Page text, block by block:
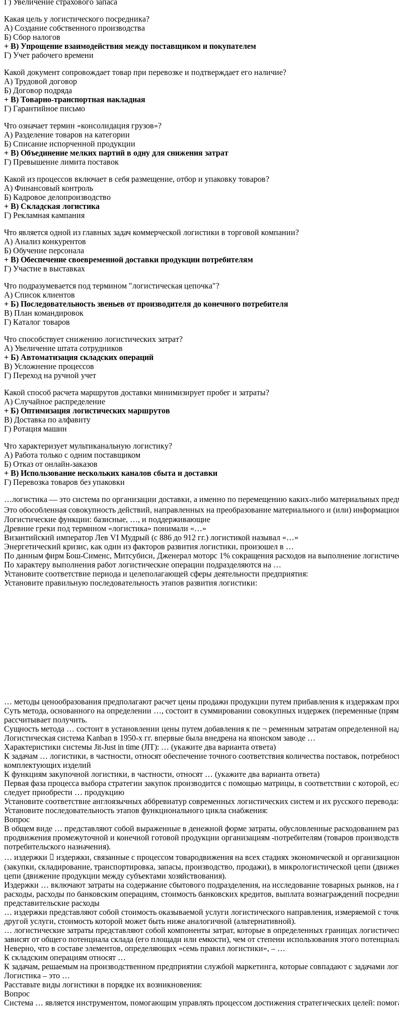
Г) Увеличение страхового запаса
Какая цель у логистического посредника?
А) Создание собственного производства
Б) Сбор налогов
+ В) Упрощение взаимодействия между поставщиком и покупателем
Г) Учет рабочего времени
Какой документ сопровождает товар при перевозке и подтверждает его наличие?
А) Трудовой договор
Б) Договор подряда
+ В) Товарно-транспортная накладная
Г) Гарантийное письмо
Что означает термин «консолидация грузов»?
А) Разделение товаров на категории
Б) Списание испорченной продукции
+ В) Объединение мелких партий в одну для снижения затрат
Г) Превышение лимита поставок
Какой из процессов включает в себя размещение, отбор и упаковку товаров?
А) Финансовый контроль
Б) Кадровое делопроизводство
+ В) Складская логистика
Г) Рекламная кампания
Что является одной из главных задач коммерческой логистики в торговой компании?
А) Анализ конкурентов
Б) Обучение персонала
+ В) Обеспечение своевременной доставки продукции потребителям
Г) Участие в выставках
Что подразумевается под термином "логистическая цепочка"?
А) Список клиентов
+ Б) Последовательность звеньев от производителя до конечного потребителя
В) План командировок
Г) Каталог товаров
Что способствует снижению логистических затрат?
А) Увеличение штата сотрудников
+ Б) Автоматизация складских операций
В) Усложнение процессов
Г) Переход на ручной учет
Какой способ расчета маршрутов доставки минимизирует пробег и затраты?
А) Случайное распределение
+ Б) Оптимизация логистических маршрутов
В) Доставка по алфавиту
Г) Ротация машин
Что характеризует мультиканальную логистику?
А) Работа только с одним поставщиком
Б) Отказ от онлайн-заказов
+ В) Использование нескольких каналов сбыта и доставки
Г) Перевозка товаров без упаковки
…логистика — это система по организации доставки, а именно по перемещению каких-либо материальных
Это обособленная совокупность действий, направленных на преобразование материального и (или)
Логистические функции: базисные, …, и поддерживающие
Древние греки под термином «логистика» понимали «…»
Византийский император Лев VI Мудрый (с 886 до 912 гг.) логистикой называл «…»
Энергетический кризис, как один из факторов развития логистики, произошел в …
По данным фирм Бош-Сименс, Митсубиси, Дженерал моторс 1% сокращения расходов на выполнение
По характеру выполнения работ логистические операции подразделяются на …
Установите соответствие периода и целеполагающей сферы деятельности предприятия:
Установите правильную последовательность этапов развития логистики:
… методы ценообразования предполагают расчет цены продажи продукции путем прибавления к издержкам
Суть метода, основанного на определении …, состоит в суммировании совокупных издержек (переменные
рассчитывает получить.
Сущность метода … состоит в установлении цены путем добавления к пе ¬ ременным затратам определенной
Логистическая система Kanban в 1950-х гг. впервые была внедрена на японском заводе …
Характеристики системы Jit-Just in time (JIT): … (укажите два варианта ответа)
К задачам … логистики, в частности, относят обеспечение точного соответствия количества поставок,
комплектующих изделий
К функциям закупочной логистики, в частности, относят … (укажите два варианта ответа)
Первая фаза процесса выбора стратегии закупок производится с помощью матрицы, в соответствии с которой,
следует приобрести … продукцию
Установите соответствие англоязычных аббревиатур современных логистических систем и их русского перевода:
Установите последовательность этапов функционального цикла снабжения:
Вопрос
В общем виде … представляют собой выраженные в денежной форме затраты, обусловленные расходованием
продвижения промежуточной и конечной готовой продукции организациям -потребителям (товаров
потребительского назначения).
… издержки  издержки, связанные с процессом товародвижения на всех стадиях экономической и
(закупки, складирование, транспортировка, запасы, производство, продажи), в микрологистической цепи
цепи (движение продукции между субъектами хозяйствования).
Издержки … включают затраты на содержание сбытового подразделения, на исследование товарных рынков, на
расходы, расходы по банковским операциям, стоимость банковских кредитов, выплата вознаграждений
представительские расходы
… издержки представляют собой стоимость оказываемой услуги логистического направления, измеряемой с
другой услуги, стоимость которой может быть ниже аналогичной (альтернативной).
… логистические затраты представляют собой компоненты затрат, которые в определенных границах
зависят от общего потенциала склада (его площади или емкости), чем от степени использования этого
Неверно, что в составе элементов, определяющих «семь правил логистики», – …
К складским операциям относят …
К задачам, решаемым на производственном предприятии службой маркетинга, которые совпадают с задачами
Логистика – это …
Расставьте виды логистики в порядке их возникновения:
Вопрос
Система … является инструментом, помогающим управлять процессом достижения стратегических целей: